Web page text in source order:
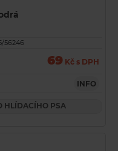
56246
69 Kč s DPH
INFO
HLÍDACÍHO PSA